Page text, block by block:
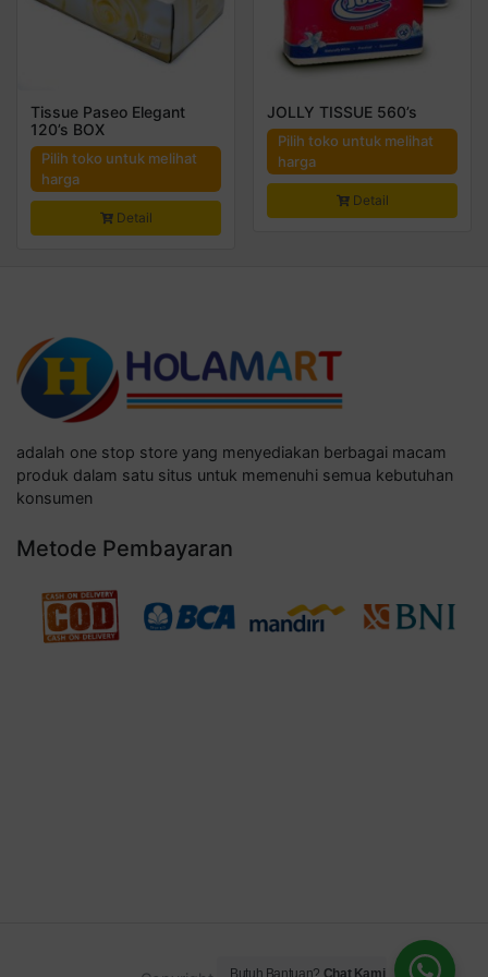
Tissue Paseo Elegant
120’s BOX
Pilih toko untuk melihat
harga
Detail
JOLLY TISSUE 560’s
Pilih toko untuk melihat
harga
Detail
adalah one stop store yang menyediakan berbagai macam
produk dalam satu situs untuk memenuhi semua kebutuhan
konsumen
Metode Pembayaran
Butuh Bantuan? Chat Kami